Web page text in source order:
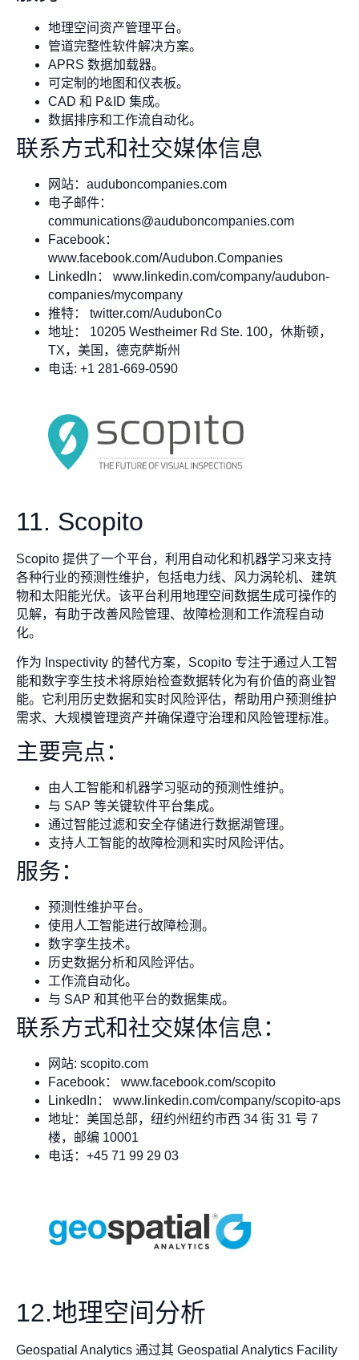
地理空间资产管理平台。
管道完整性软件解决方案。
APRS 数据加载器。
可定制的地图和仪表板。
CAD 和 P&ID 集成。
数据排序和工作流自动化。
联系方式和社交媒体信息
网站：auduboncompanies.com
电子邮件：
communications@auduboncompanies.com
Facebook：
www.facebook.com/Audubon.Companies
LinkedIn： www.linkedin.com/company/audubon-
companies/mycompany
推特： twitter.com/AudubonCo
地址： 10205 Westheimer Rd Ste. 100，休斯顿，
TX，美国，德克萨斯州
电话: +1 281-669-0590
11. Scopito
Scopito 提供了一个平台，利用自动化和机器学习来支持
各种行业的预测性维护，包括电力线、风力涡轮机、建筑
物和太阳能光伏。该平台利用地理空间数据生成可操作的
见解，有助于改善风险管理、故障检测和工作流程自动
化。
作为 Inspectivity 的替代方案，Scopito 专注于通过人工智
能和数字孪生技术将原始检查数据转化为有价值的商业智
能。它利用历史数据和实时风险评估，帮助用户预测维护
需求、大规模管理资产并确保遵守治理和风险管理标准。
主要亮点：
由人工智能和机器学习驱动的预测性维护。
与 SAP 等关键软件平台集成。
通过智能过滤和安全存储进行数据湖管理。
支持人工智能的故障检测和实时风险评估。
服务：
预测性维护平台。
使用人工智能进行故障检测。
数字孪生技术。
历史数据分析和风险评估。
工作流自动化。
与 SAP 和其他平台的数据集成。
联系方式和社交媒体信息：
网站: scopito.com
Facebook： www.facebook.com/scopito
LinkedIn： www.linkedin.com/company/scopito-aps
地址：美国总部，纽约州纽约市西 34 街 31 号 7
楼，邮编 10001
电话：+45 71 99 29 03
12.地理空间分析
Geospatial Analytics 通过其 Geospatial Analytics Facility